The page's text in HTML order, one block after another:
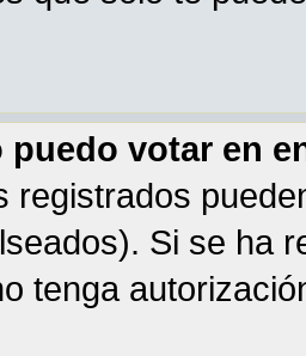
puedo votar en
registrados
Si se ha
tenga